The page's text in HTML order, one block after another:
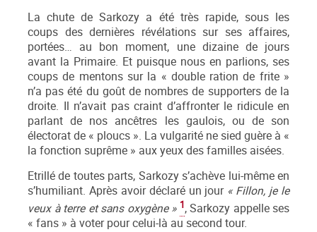
La chute de Sarkozy a été très rapide, sous les
coups des dernières révélations sur ses affaires,
portées… au bon moment, une dizaine de jours
avant la Primaire. Et puisque nous en parlions, ses
coups de mentons sur la « double ration de frite »
n’a pas été du goût de nombres de supporters de la
droite. Il n’avait pas craint d’affronter le ridicule en
parlant de nos ancêtres les gaulois, ou de son
électorat de « ploucs ». La vulgarité ne sied guère à «
la fonction suprême » aux yeux des familles aisées.
Etrillé de toutes parts, Sarkozy s’achève lui-même en
s’humiliant. Après avoir déclaré un jour « Fillon, je le
veux à terre et sans oxygène » 1, Sarkozy appelle ses
« fans » à voter pour celui-là au second tour.